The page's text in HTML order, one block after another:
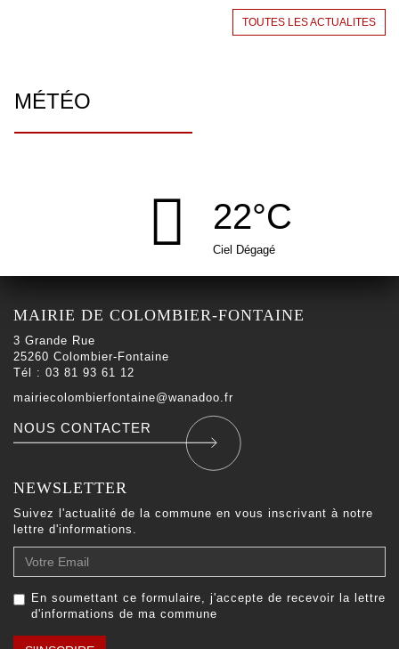
TOUTES LES ACTUALITES
MÉTÉO
22°C
Ciel Dégagé
MAIRIE DE COLOMBIER-FONTAINE
3 Grande Rue
25260 Colombier-Fontaine
Tél : 03 81 93 61 12
mairiecolombierfontaine@wanadoo.fr
NOUS CONTACTER
NEWSLETTER
Suivez l'actualité de la commune en vous inscrivant à notre
lettre d'informations.
Email
En soumettant ce formulaire, j'accepte de recevoir la lettre
d'informations de ma commune